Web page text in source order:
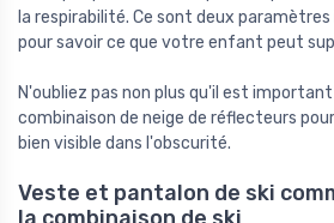
la respirabilité. Ce sont deux
pour savoir ce que votre enfant peut
N'oubliez pas non plus qu'il est
combinaison de neige de réflecteurs
bien visible dans l'obscurité.
Veste et pantalon de ski